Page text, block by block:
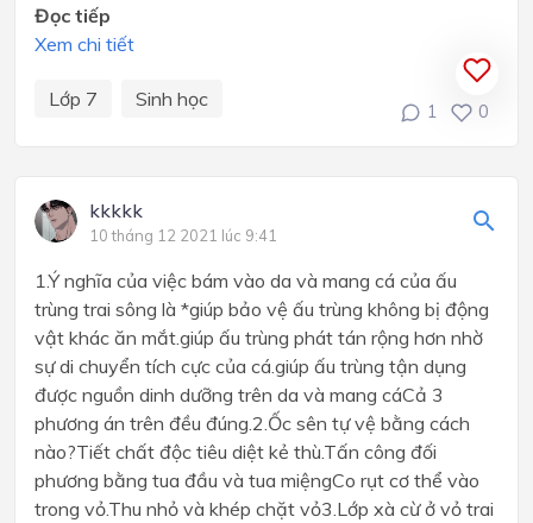
Đọc tiếp
Xem chi tiết
Lớp 7 Sinh học
1 0
kkkkk
10 tháng 12 2021 lúc 9:41
1.Ý nghĩa của việc bám vào da và mang cá của ấu
trùng trai sông là *giúp bảo vệ ấu trùng không bị động
vật khác ăn mắt.giúp ấu trùng phát tán rộng hơn nhờ
sự di chuyển tích cực của cá.giúp ấu trùng tận dụng
được nguồn dinh dưỡng trên da và mang cáCả 3
phương án trên đều đúng.2.Ốc sên tự vệ bằng cách
nào?Tiết chất độc tiêu diệt kẻ thù.Tấn công đối
phương bằng tua đầu và tua miệngCo rụt cơ thể vào
trong vỏ.Thu nhỏ và khép chặt vỏ3.Lớp xà cừ ở vỏ trai